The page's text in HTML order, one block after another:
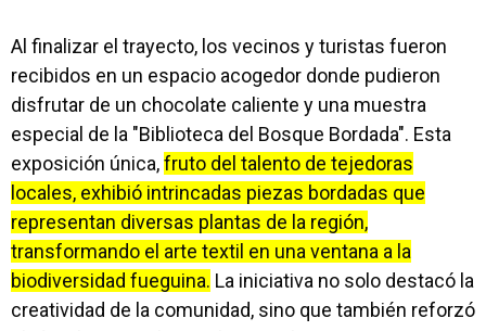
Al finalizar el trayecto, los vecinos y turistas fueron
recibidos en un espacio acogedor donde pudieron
disfrutar de un chocolate caliente y una muestra
especial de la "Biblioteca del Bosque Bordada". Esta
exposición única,fruto del talento de tejedoras
locales, exhibió intrincadas piezas bordadas que
representan diversas plantas de la región,
transformando el arte textil en una ventana a la
biodiversidad fueguina. La iniciativa no solo destacó la
creatividad de la comunidad, sino que también reforzó